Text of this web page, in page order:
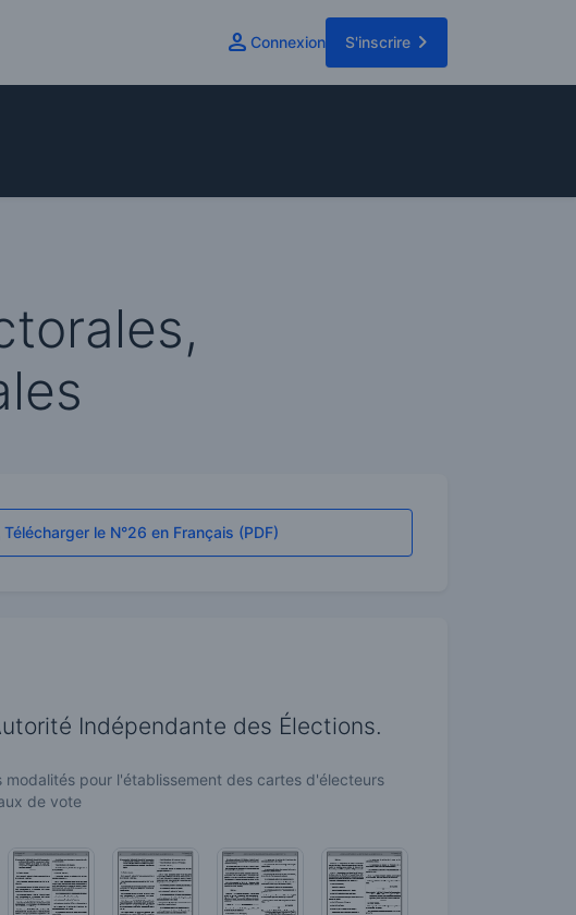
Connexion S'inscrire
Télécharger le N°26 en Français (PDF)
Indépendante des Élections.
pour l'établissement des cartes d'électeurs
de vote